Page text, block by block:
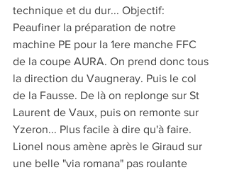
technique et du dur... Objectif:
Peaufiner la préparation de notre
machine PE pour la 1ere manche FFC
de la coupe AURA. On prend donc tous
la direction du Vaugneray. Puis le col
de la Fausse. De là on replonge sur St
Laurent de Vaux, puis on remonte sur
Yzeron... Plus facile à dire qu'à faire.
Lionel nous amène après le Giraud sur
une belle "via romana" pas roulante